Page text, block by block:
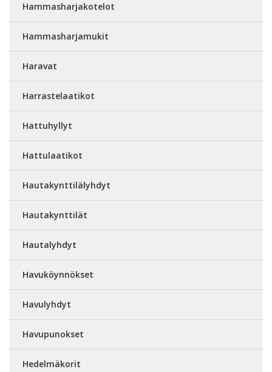
Hammasharjakotelot
Hammasharjamukit
Haravat
Harrastelaatikot
Hattuhyllyt
Hattulaatikot
Hautakynttilälyhdyt
Hautakynttilät
Hautalyhdyt
Havuköynnökset
Havulyhdyt
Havupunokset
Hedelmäkorit